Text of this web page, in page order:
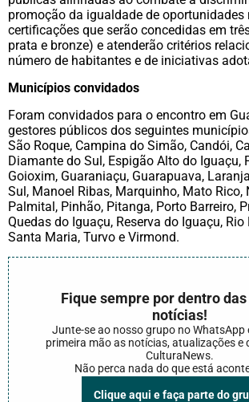
promoção da igualdade de oportunidades
certificações que serão concedidas em
prata e bronze) e atenderão critérios
número de habitantes e de iniciativas
Municípios convidados
Foram convidados para o encontro em
gestores públicos dos seguintes
São Roque, Campina do Simão, Candói,
Diamante do Sul, Espigão Alto do Iguaçu,
Goioxim, Guaraniaçu, Guarapuava,
Sul, Manoel Ribas, Marquinho, Mato Rico,
Palmital, Pinhão, Pitanga, Porto Barreiro,
Quedas do Iguaçu, Reserva do Iguaçu,
Santa Maria, Turvo e Virmond.
Fique sempre por dentro
notícias!
Junte-se ao nosso grupo no WhatsApp
primeira mão as notícias, atualizações e
CulturaNews.
Não perca nada do que está
Clique aqui e faça parte do